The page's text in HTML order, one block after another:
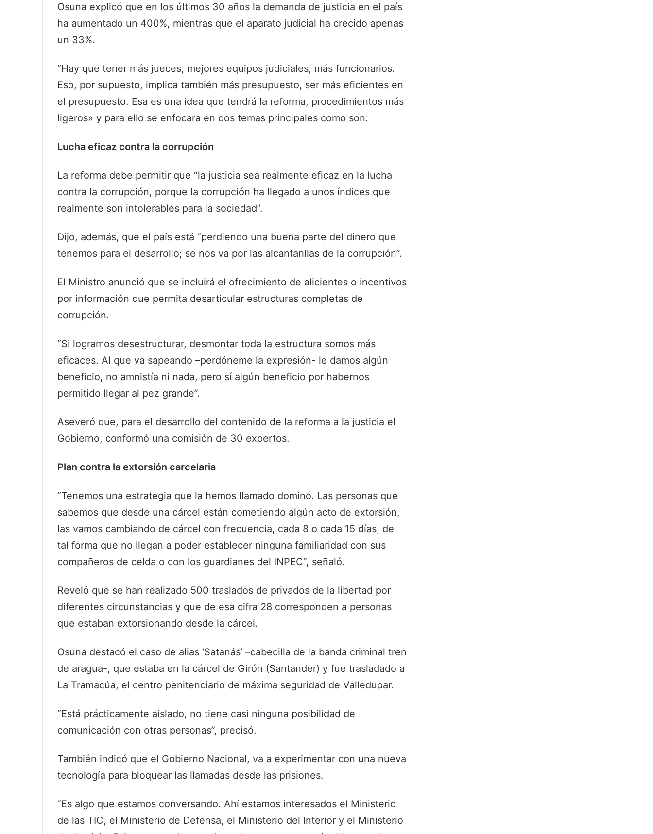
Osuna explicó que en los últimos 30 años la demanda de justicia en el país
ha aumentado un 400%, mientras que el aparato judicial ha crecido apenas
un 33%.
“Hay que tener más jueces, mejores equipos judiciales, más funcionarios.
Eso, por supuesto, implica también más presupuesto, ser más eficientes en
el presupuesto. Esa es una idea que tendrá la reforma, procedimientos más
ligeros» y para ello se enfocara en dos temas principales como son:
Lucha eficaz contra la corrupción
La reforma debe permitir que “la justicia sea realmente eficaz en la lucha
contra la corrupción, porque la corrupción ha llegado a unos índices que
realmente son intolerables para la sociedad”.
Dijo, además, que el país está “perdiendo una buena parte del dinero que
tenemos para el desarrollo; se nos va por las alcantarillas de la corrupción”.
El Ministro anunció que se incluirá el ofrecimiento de alicientes o incentivos
por información que permita desarticular estructuras completas de
corrupción.
“Si logramos desestructurar, desmontar toda la estructura somos más
eficaces. Al que va sapeando –perdóneme la expresión- le damos algún
beneficio, no amnistía ni nada, pero sí algún beneficio por habernos
permitido llegar al pez grande”.
Aseveró que, para el desarrollo del contenido de la reforma a la justicia el
Gobierno, conformó una comisión de 30 expertos.
Plan contra la extorsión carcelaria
“Tenemos una estrategia que la hemos llamado dominó. Las personas que
sabemos que desde una cárcel están cometiendo algún acto de extorsión,
las vamos cambiando de cárcel con frecuencia, cada 8 o cada 15 días, de
tal forma que no llegan a poder establecer ninguna familiaridad con sus
compañeros de celda o con los guardianes del INPEC”, señaló.
Reveló que se han realizado 500 traslados de privados de la libertad por
diferentes circunstancias y que de esa cifra 28 corresponden a personas
que estaban extorsionando desde la cárcel.
Osuna destacó el caso de alias ‘Satanás’ –cabecilla de la banda criminal tren
de aragua-, que estaba en la cárcel de Girón (Santander) y fue trasladado a
La Tramacúa, el centro penitenciario de máxima seguridad de Valledupar.
“Está prácticamente aislado, no tiene casi ninguna posibilidad de
comunicación con otras personas”, precisó.
También indicó que el Gobierno Nacional, va a experimentar con una nueva
tecnología para bloquear las llamadas desde las prisiones.
“Es algo que estamos conversando. Ahí estamos interesados el Ministerio
de las TIC, el Ministerio de Defensa, el Ministerio del Interior y el Ministerio